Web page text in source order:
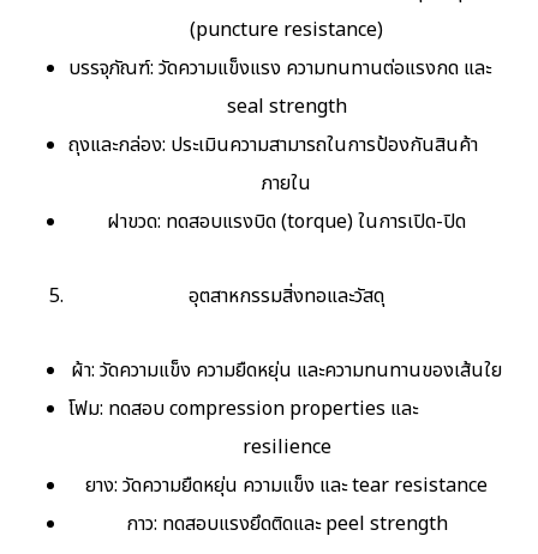
(puncture resistance)
บรรจุภัณฑ์: วัดความแข็งแรง ความทนทานต่อแรงกด และ
seal strength
ถุงและกล่อง: ประเมินความสามารถในการป้องกันสินค้า
ภายใน
ฝาขวด: ทดสอบแรงบิด (torque) ในการเปิด-ปิด
อุตสาหกรรมสิ่งทอและวัสดุ
ผ้า: วัดความแข็ง ความยืดหยุ่น และความทนทานของเส้นใย
โฟม: ทดสอบ compression properties และ
resilience
ยาง: วัดความยืดหยุ่น ความแข็ง และ tear resistance
กาว: ทดสอบแรงยึดติดและ peel strength